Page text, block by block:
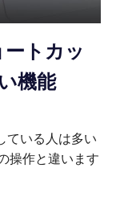
トカッ
機能
ている人は多い
操作と違います